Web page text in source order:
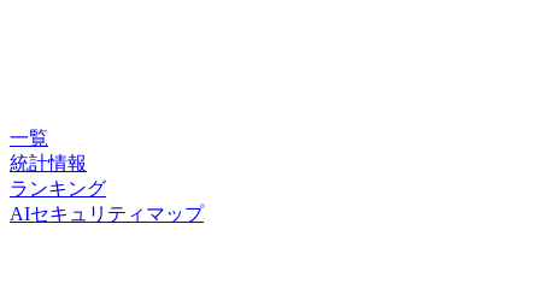
一覧
統計情報
ランキング
AIセキュリティマップ